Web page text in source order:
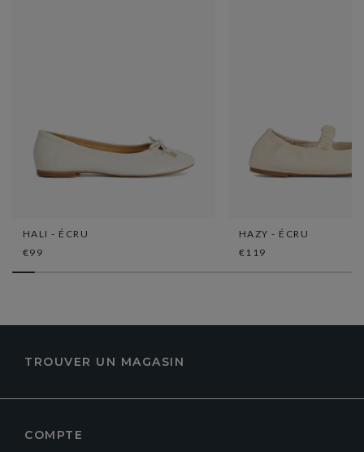
HALI - ÉCRU
€99
HAZY - ÉCRU
€119
TROUVER UN MAGASIN
COMPTE